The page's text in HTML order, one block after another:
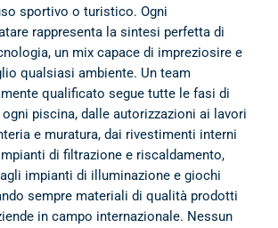
sportivo o turistico. Ogni
rappresenta la sintesi perfetta di
un mix capace di impreziosire e
qualsiasi ambiente. Un team
qualificato segue tutte le fasi di
piscina, dalle autorizzazioni ai lavori
e muratura, dai rivestimenti interni
di filtrazione e riscaldamento,
impianti di illuminazione e giochi
sempre materiali di qualità prodotti
in campo internazionale. Nessun